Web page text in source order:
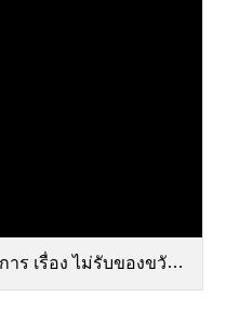
ละที่เกี่ยวข้องกับการต่อต้านการทุจริต ประจำปีงบประมาณ พ.ศ.2568-ฉ.pdf